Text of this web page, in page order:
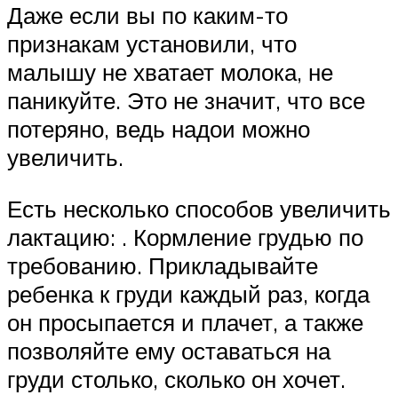
Даже если вы по каким-то
признакам установили, что
малышу не хватает молока, не
паникуйте. Это не значит, что все
потеряно, ведь надои можно
увеличить.
Есть несколько способов увеличить
лактацию: . Кормление грудью по
требованию. Прикладывайте
ребенка к груди каждый раз, когда
он просыпается и плачет, а также
позволяйте ему оставаться на
груди столько, сколько он хочет.